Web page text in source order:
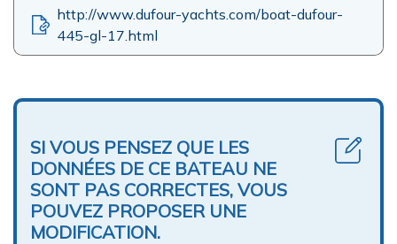
http://www.dufour-yachts.com/boat-dufour-
445-gl-17.html
SI VOUS PENSEZ QUE LES
DONNÉES DE CE BATEAU NE
SONT PAS CORRECTES, VOUS
POUVEZ PROPOSER UNE
MODIFICATION.